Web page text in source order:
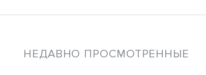
НЕДАВНО ПРОСМОТРЕННЫЕ